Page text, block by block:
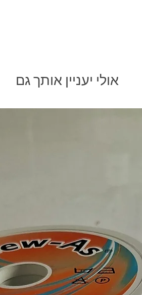
אולי יעניין אותך גם